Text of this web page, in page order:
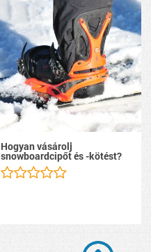
Hogyan vásárolj
snowboardcipőt és -kötést?